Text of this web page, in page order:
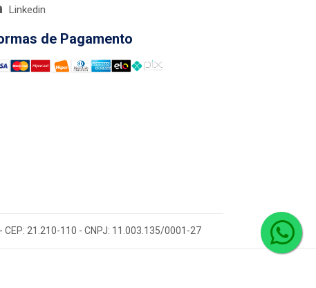
Linkedin
de Pagamento
21.210-110 - CNPJ: 11.003.135/0001-27